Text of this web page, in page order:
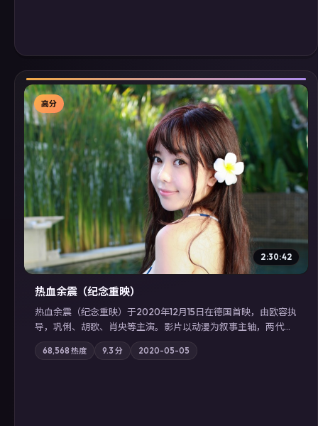
▶
高分
2:30:42
热血余震（纪念重映）
热血余震（纪念重映）于2020年12月15日在德国首映，由欧容执
导，巩俐、胡歌、肖央等主演。影片以动漫为叙事主轴，两代人
的执念在暴风雨夜正面相撞；摄影与配乐强化地域气质；站内亦
可通过「国产免费观看高清电视剧在线看」延展检索同类型高分
68,568 热度 9.3 分 2020-05-05